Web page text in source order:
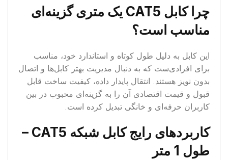
چرا کابل CAT5 یک متری گزینه‌ای
مناسب است؟
این کابل به دلیل طول کوتاه و استاندارد خود، مناسب
برای افرادی‌ست که به دنبال مدیریت بهتر کابل‌ها و اتصال
بدون نویز هستند. انتقال پایدار داده، کیفیت ساخت قابل
قبول و قیمت اقتصادی آن را به گزینه‌ای محبوب در بین
کاربران حرفه‌ای و خانگی تبدیل کرده است.
کاربردهای رایج کابل شبکه CAT5 –
طول 1 متر